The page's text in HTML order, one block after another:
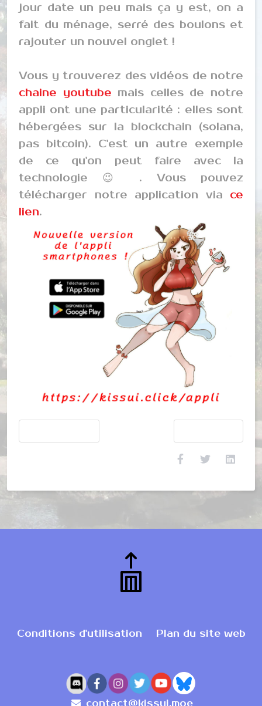
jour date un peu mais ça y est, on a
fait du ménage, serré des boulons et
rajouter un nouvel onglet !
Vous y trouverez des vidéos de notre
chaine youtube mais celles de notre
appli ont une particularité : elles sont
hébergées sur la blockchain (solana,
pas bitcoin). C'est un autre exemple
de ce qu'on peut faire avec la
technologie 😉 . Vous pouvez
télécharger notre application via ce
lien.
Conditions d'utilisation Plan du site web